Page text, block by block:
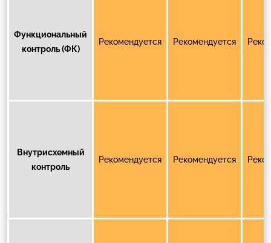
Функциональный
контроль (ФК)
Рекомендуется Рекомендуется
Внутрисхемный
контроль
Рекомендуется Рекомендуется